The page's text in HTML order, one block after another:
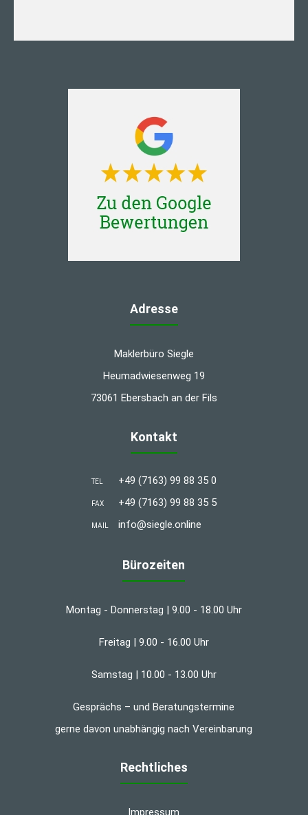
Adresse
Maklerbüro Siegle
Heumadwiesenweg 19
73061 Ebersbach an der Fils
Kontakt
TEL +49 (7163) 99 88 35 0
FAX +49 (7163) 99 88 35 5
MAIL info@siegle.online
Bürozeiten
Montag - Donnerstag | 9.00 - 18.00 Uhr
Freitag | 9.00 - 16.00 Uhr
Samstag | 10.00 - 13.00 Uhr
Gesprächs – und Beratungstermine
gerne davon unabhängig nach Vereinbarung
Rechtliches